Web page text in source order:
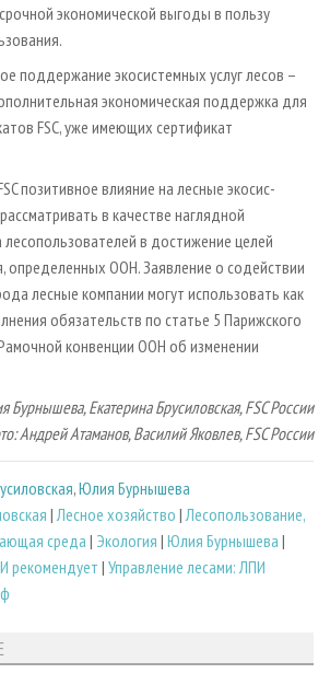
экономической выгоды в пользу
поддержание экосистемных услуг лесов –
экономическая поддержка для
FSC, уже имеющих сертификат
позитивное влияние на лесные экосис­
в качестве наглядной
в достижение целей
определенных ООН. Заявление о содействии
лесные компании могут использовать как
обязательств по статье 5 Парижского
конвенции ООН об изменении
Бурнышева, Екатерина Брусиловская, FSC России
Андрей Атаманов, Василий Яковлев, FSC России
,Юлия Бурнышева
|Лесное хозяйство |Лесопользование,
среда | Экология | Юлия Бурнышева |
рекомендует | Управление лесами: ЛПИ